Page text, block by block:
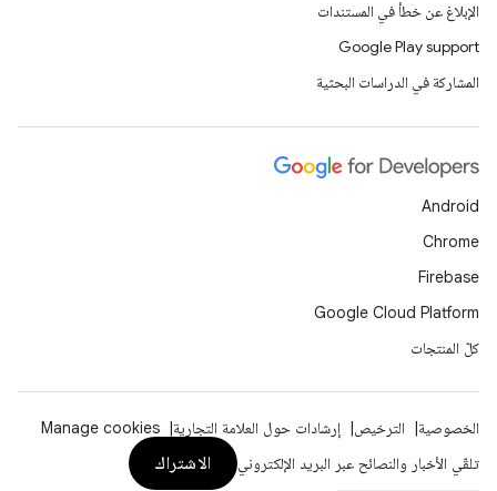
الإبلاغ عن خطأ في المستندات
Google Play support
المشاركة في الدراسات البحثية
Android
Chrome
Firebase
Google Cloud Platform
كلّ المنتجات
الخصوصية الترخيص إرشادات حول العلامة التجارية
Manage cookies
تلقّي الأخبار والنصائح عبر البريد الإلكتروني
الاشتراك